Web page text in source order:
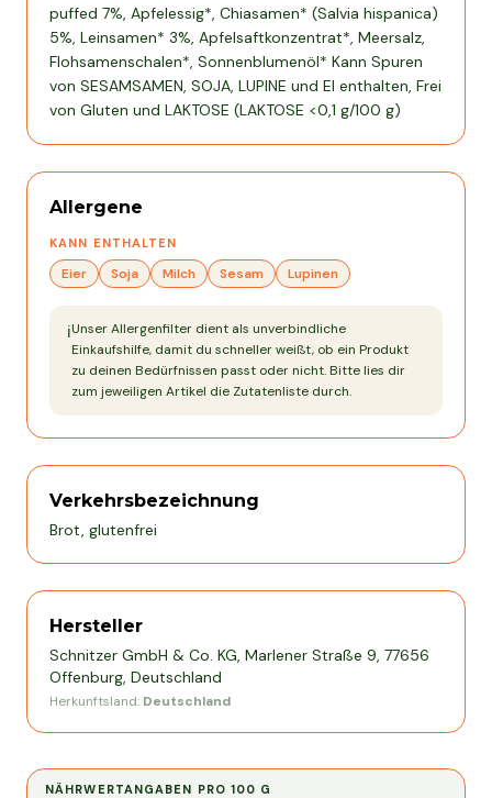
puffed 7%, Apfelessig*, Chiasamen* (Salvia hispanica)
5%, Leinsamen* 3%, Apfelsaftkonzentrat*, Meersalz,
Flohsamenschalen*, Sonnenblumenöl* Kann Spuren
von SESAMSAMEN, SOJA, LUPINE und EI enthalten, Frei
von Gluten und LAKTOSE (LAKTOSE <0,1 g/100 g)
Allergene
KANN ENTHALTEN
Eier Soja Milch Sesam Lupinen
ℹ️Unser Allergenfilter dient als unverbindliche
Einkaufshilfe, damit du schneller weißt, ob ein Produkt
zu deinen Bedürfnissen passt oder nicht. Bitte lies dir
zum jeweiligen Artikel die Zutatenliste durch.
Verkehrsbezeichnung
Brot, glutenfrei
Hersteller
Schnitzer GmbH & Co. KG, Marlener Straße 9, 77656
Offenburg, Deutschland
Herkunftsland: Deutschland
NÄHRWERTANGABEN PRO100 G